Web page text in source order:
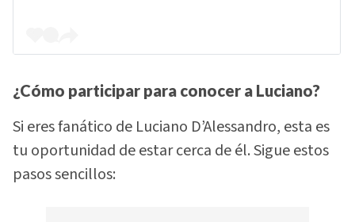
¿Cómo participar para conocer a Luciano?
Si eres fanático de Luciano D’Alessandro, esta es
tu oportunidad de estar cerca de él. Sigue estos
pasos sencillos: